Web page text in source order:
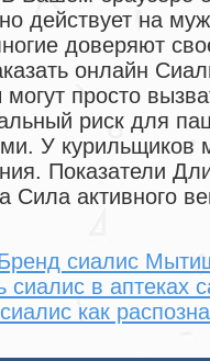
действует на
доверяют
онлайн
просто
риск для
У курильщиков
Показатели
Сила активного
сиалис
сиалис в аптеках
как